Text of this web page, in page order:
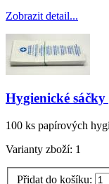
Zobrazit detail...
Hygienické
100 ks papírových
Varianty zboží: 1
Přidat do košíku: